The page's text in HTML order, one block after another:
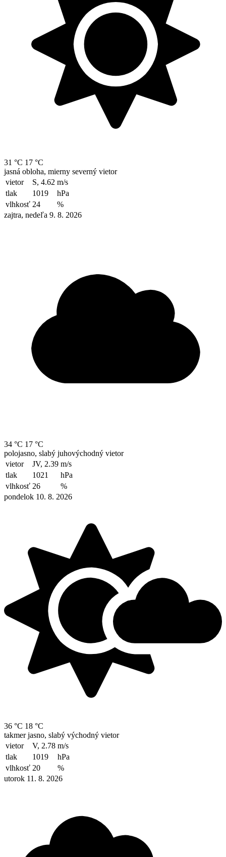
31 °C 17 °C
jasná obloha, mierny severný vietor
vietor
S, 4.62 m/s
tlak
1019
hPa
vlhkosť 24
%
zajtra, nedeľa 9. 8. 2026
34 °C 17 °C
polojasno, slabý juhovýchodný vietor
vietor
JV, 2.39 m/s
tlak
1021
hPa
vlhkosť 26
%
pondelok 10. 8. 2026
36 °C 18 °C
takmer jasno, slabý východný vietor
vietor
V, 2.78 m/s
tlak
1019
hPa
vlhkosť 20
%
utorok 11. 8. 2026